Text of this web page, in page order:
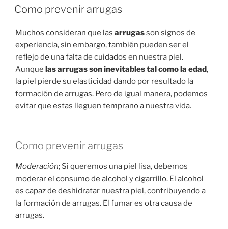
EN
Como prevenir arrugas
Muchos consideran que las arrugasson signos de
experiencia, sin embargo, también pueden ser el
reflejo de una falta de cuidados en nuestra piel.
Aunque las arrugas son inevitables tal como la edad,
la piel pierde su elasticidad dando por resultado la
formación de arrugas. Pero de igual manera, podemos
evitar que estas lleguen temprano a nuestra vida.
Como prevenir arrugas
Moderación; Si queremos una piel lisa, debemos
moderar el consumo de alcohol y cigarrillo. El alcohol
es capaz de deshidratar nuestra piel, contribuyendo a
la formación de arrugas. El fumar es otra causa de
arrugas.